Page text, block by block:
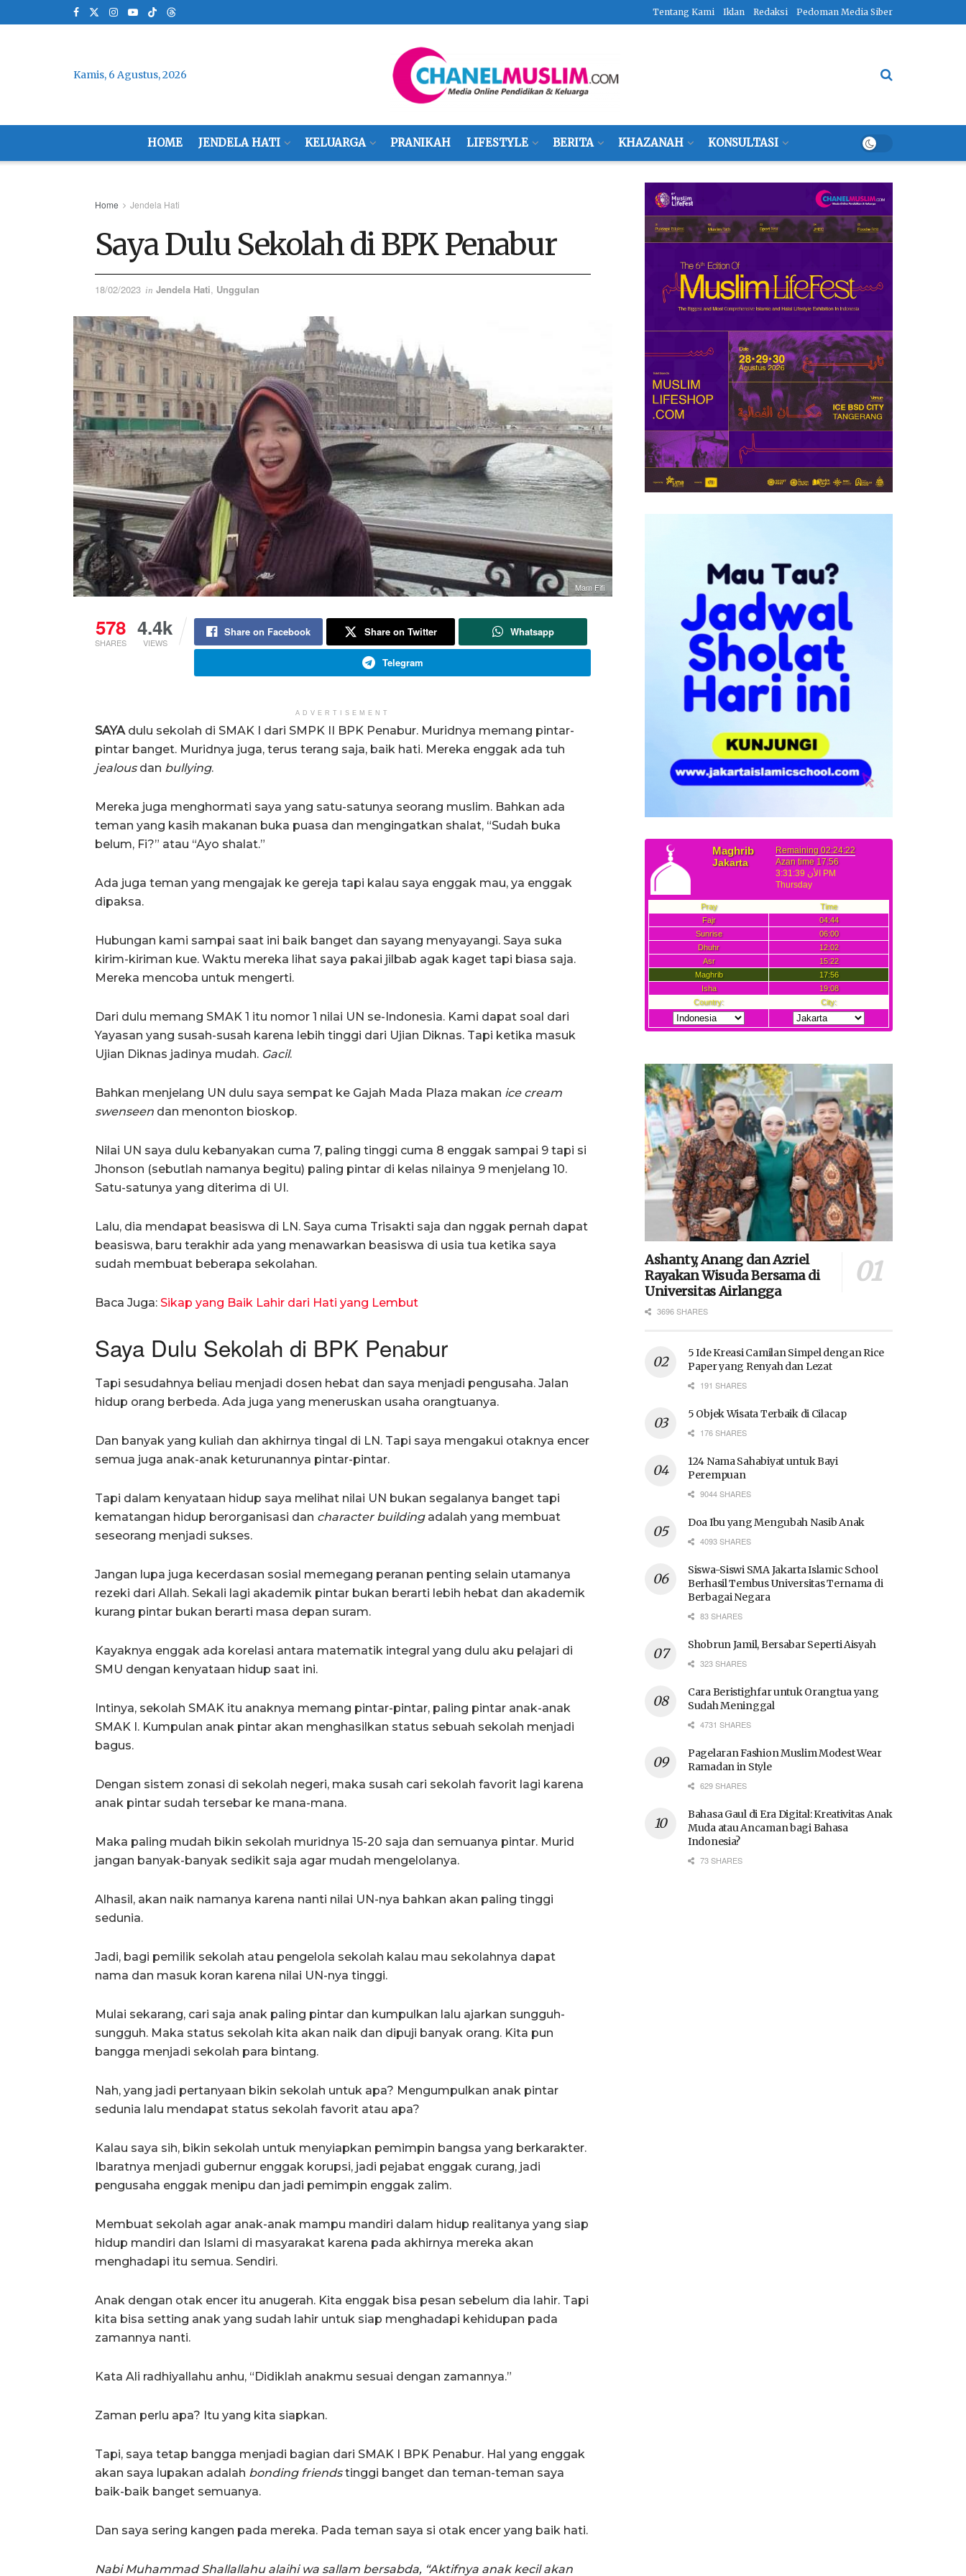
Tentang Kami Iklan Redaksi Pedoman Media Siber
Kamis, 6 Agustus, 2026
HOME JENDELA HATI KELUARGA PRANIKAH LIFESTYLE BERITA KHAZANAH KONSULTASI
Home Jendela Hati
Saya Dulu Sekolah di BPK Penabur
18/02/2023 in Jendela Hati, Unggulan
Mam Fifi
578
SHARES
4.4k
VIEWS
Share on Facebook Share on Twitter Whatsapp
Telegram
ADVERTISEMENT
SAYAdulu sekolah di SMAK I dari SMPK II BPK Penabur. Muridnya memang pintar-
pintar banget. Muridnya juga, terus terang saja, baik hati. Mereka enggak ada tuh
jealousdan bullying.
Mereka juga menghormati saya yang satu-satunya seorang muslim. Bahkan ada
teman yang kasih makanan buka puasa dan mengingatkan shalat, “Sudah buka
belum, Fi?” atau “Ayo shalat.”
Ada juga teman yang mengajak ke gereja tapi kalau saya enggak mau, ya enggak
dipaksa.
Hubungan kami sampai saat ini baik banget dan sayang menyayangi. Saya suka
kirim-kiriman kue. Waktu mereka lihat saya pakai jilbab agak kaget tapi biasa saja.
Mereka mencoba untuk mengerti.
Dari dulu memang SMAK 1 itu nomor 1 nilai UN se-Indonesia. Kami dapat soal dari
Yayasan yang susah-susah karena lebih tinggi dari Ujian Diknas. Tapi ketika masuk
Ujian Diknas jadinya mudah. Gacil.
Bahkan menjelang UN dulu saya sempat ke Gajah Mada Plaza makan ice cream
swenseen dan menonton bioskop.
Nilai UN saya dulu kebanyakan cuma 7, paling tinggi cuma 8 enggak sampai 9 tapi si
Jhonson (sebutlah namanya begitu) paling pintar di kelas nilainya 9 menjelang 10.
Satu-satunya yang diterima di UI.
Lalu, dia mendapat beasiswa di LN. Saya cuma Trisakti saja dan nggak pernah dapat
beasiswa, baru terakhir ada yang menawarkan beasiswa di usia tua ketika saya
sudah membuat beberapa sekolahan.
Baca Juga: Sikap yang Baik Lahir dari Hati yang Lembut
Saya Dulu Sekolah di BPK Penabur
Tapi sesudahnya beliau menjadi dosen hebat dan saya menjadi pengusaha. Jalan
hidup orang berbeda. Ada juga yang meneruskan usaha orangtuanya.
Dan banyak yang kuliah dan akhirnya tingal di LN. Tapi saya mengakui otaknya encer
semua juga anak-anak keturunannya pintar-pintar.
Tapi dalam kenyataan hidup saya melihat nilai UN bukan segalanya banget tapi
kematangan hidup berorganisasi dan character buildingadalah yang membuat
seseorang menjadi sukses.
Jangan lupa juga kecerdasan sosial memegang peranan penting selain utamanya
rezeki dari Allah. Sekali lagi akademik pintar bukan berarti lebih hebat dan akademik
kurang pintar bukan berarti masa depan suram.
Kayaknya enggak ada korelasi antara matematik integral yang dulu aku pelajari di
SMU dengan kenyataan hidup saat ini.
Intinya, sekolah SMAK itu anaknya memang pintar-pintar, paling pintar anak-anak
SMAK I. Kumpulan anak pintar akan menghasilkan status sebuah sekolah menjadi
bagus.
Dengan sistem zonasi di sekolah negeri, maka susah cari sekolah favorit lagi karena
anak pintar sudah tersebar ke mana-mana.
Maka paling mudah bikin sekolah muridnya 15-20 saja dan semuanya pintar. Murid
jangan banyak-banyak sedikit saja agar mudah mengelolanya.
Alhasil, akan naik namanya karena nanti nilai UN-nya bahkan akan paling tinggi
sedunia.
Jadi, bagi pemilik sekolah atau pengelola sekolah kalau mau sekolahnya dapat
nama dan masuk koran karena nilai UN-nya tinggi.
Mulai sekarang, cari saja anak paling pintar dan kumpulkan lalu ajarkan sungguh-
sungguh. Maka status sekolah kita akan naik dan dipuji banyak orang. Kita pun
bangga menjadi sekolah para bintang.
Nah, yang jadi pertanyaan bikin sekolah untuk apa? Mengumpulkan anak pintar
sedunia lalu mendapat status sekolah favorit atau apa?
Kalau saya sih, bikin sekolah untuk menyiapkan pemimpin bangsa yang berkarakter.
Ibaratnya menjadi gubernur enggak korupsi, jadi pejabat enggak curang, jadi
pengusaha enggak menipu dan jadi pemimpin enggak zalim.
Membuat sekolah agar anak-anak mampu mandiri dalam hidup realitanya yang siap
hidup mandiri dan Islami di masyarakat karena pada akhirnya mereka akan
menghadapi itu semua. Sendiri.
Anak dengan otak encer itu anugerah. Kita enggak bisa pesan sebelum dia lahir. Tapi
kita bisa setting anak yang sudah lahir untuk siap menghadapi kehidupan pada
zamannya nanti.
Kata Ali radhiyallahu anhu, “Didiklah anakmu sesuai dengan zamannya.”
Zaman perlu apa? Itu yang kita siapkan.
Tapi, saya tetap bangga menjadi bagian dari SMAK I BPK Penabur. Hal yang enggak
akan saya lupakan adalah bonding friendstinggi banget dan teman-teman saya
baik-baik banget semuanya.
Dan saya sering kangen pada mereka. Pada teman saya si otak encer yang baik hati.
Nabi Muhammad Shallallahu alaihi wa sallam bersabda, “Aktifnya anak kecil akan
Ashanty, Anang dan Azriel
Rayakan Wisuda Bersama di
Universitas Airlangga
3696 SHARES
5 Ide Kreasi Camilan Simpel dengan Rice
Paper yang Renyah dan Lezat
191 SHARES
5 Objek Wisata Terbaik di Cilacap
176 SHARES
124 Nama Sahabiyat untuk Bayi
Perempuan
9044 SHARES
Doa Ibu yang Mengubah Nasib Anak
4093 SHARES
Siswa-Siswi SMA Jakarta Islamic School
Berhasil Tembus Universitas Ternama di
Berbagai Negara
83 SHARES
Shobrun Jamil, Bersabar Seperti Aisyah
323 SHARES
Cara Beristighfar untuk Orangtua yang
Sudah Meninggal
4731 SHARES
Pagelaran Fashion Muslim Modest Wear
Ramadan in Style
629 SHARES
Bahasa Gaul di Era Digital: Kreativitas Anak
Muda atau Ancaman bagi Bahasa
Indonesia?
73 SHARES